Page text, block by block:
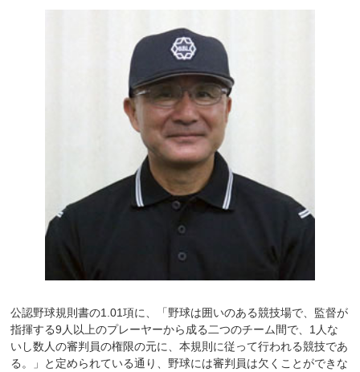
公認野球規則書の1.01項に、「野球は囲いのある競技場で、監督が
指揮する9人以上のプレーヤーから成る二つのチーム間で、1人な
いし数人の審判員の権限の元に、本規則に従って行われる競技であ
る。」と定められている通り、野球には審判員は欠くことができな